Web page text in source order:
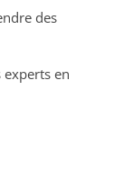
des
experts en